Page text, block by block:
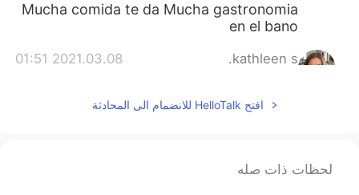
Mucha comida te da Mucha gastronomia
en el bano
kathleen s.
2021.03.08 01:51
you’re welcome
افتح HelloTalk للانضمام الى المحادثة
لحظات ذات صله